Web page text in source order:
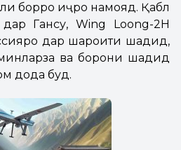
борро иҷро намояд. Қабл
Гансу, Wing Loong-2H
дар шароити шадид,
ва борони шадид
дода буд.